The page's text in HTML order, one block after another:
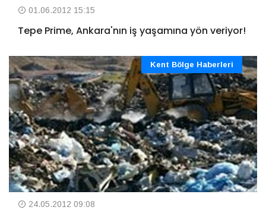
01.06.2012 15:15
Tepe Prime, Ankara'nın iş yaşamına yön veriyor!
Kent Bölge Haberleri
24.05.2012 09:08